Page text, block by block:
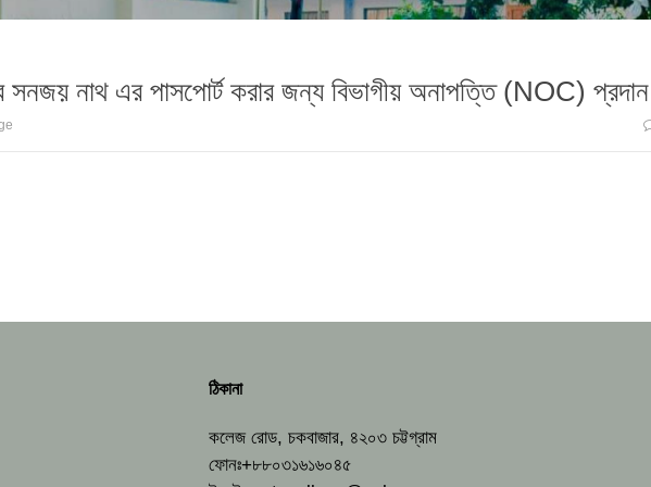
সনজয় নাথ এর পাসপোর্ট করার জন্য বিভাগীয় অনাপত্তি (NOC) প্রদান
ঠিকানা
কলেজ রোড, চকবাজার, ৪২০৩ চট্টগ্রাম
ফোনঃ+৮৮০৩১৬১৬০৪৫